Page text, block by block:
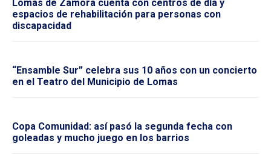
Lomas de Zamora cuenta con centros de día y
espacios de rehabilitación para personas con
discapacidad
“Ensamble Sur” celebra sus 10 años con un concierto
en el Teatro del Municipio de Lomas
Copa Comunidad: así pasó la segunda fecha con
goleadas y mucho juego en los barrios